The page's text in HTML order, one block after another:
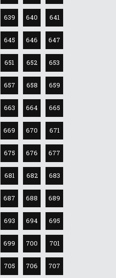
639 640 641
645 646 647
651 652 653
657 658 659
663 664 665
669 670 671
675 676 677
681 682 683
687 688 689
693 694 695
699 700 701
705 706 707